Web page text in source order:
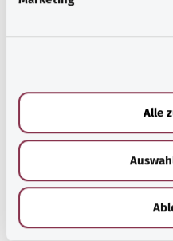
Alle
Patientenrechte
Patientinnen und
gesetzlich verankerte